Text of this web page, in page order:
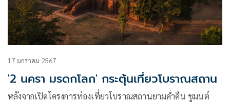
17 มกราคม 2567
'2 นครา มรดกโลก' กระตุ้นเที่ยวโบราณสถาน
หลังจากเปิดโครงการท่องเที่ยวโบราณสถานยามค่ำคืน ชูมนต์